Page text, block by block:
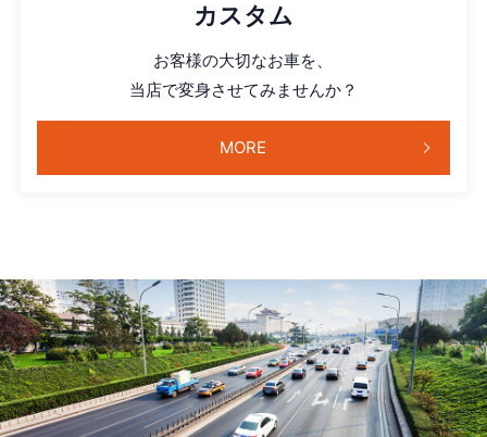
カスタム
お客様の大切なお車を、
当店で変身させてみませんか？
MORE